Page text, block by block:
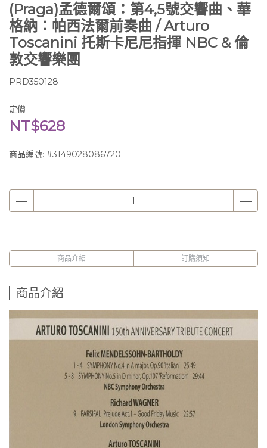
(Praga)孟德爾頌：第4,5號交響曲、華
格納：帕西法爾前奏曲 / Arturo
Toscanini 托斯卡尼尼指揮 NBC & 倫
敦交響樂團
PRD350128
定價
NT$628
商品編號: #3149028086720
商品介紹 訂購須知
商品介紹